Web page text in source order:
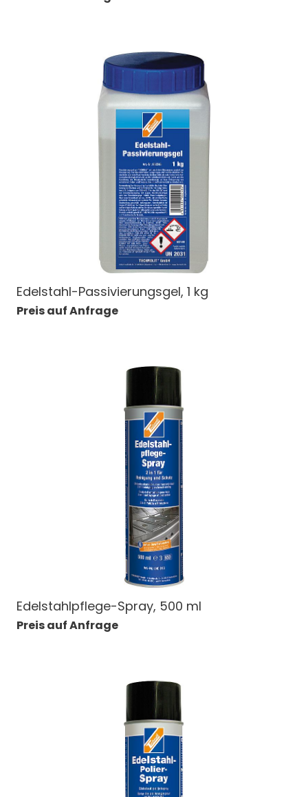
Edelstahl-Passivierungsgel, 1 kg
Preis auf Anfrage
Edelstahlpflege-Spray, 500 ml
Preis auf Anfrage